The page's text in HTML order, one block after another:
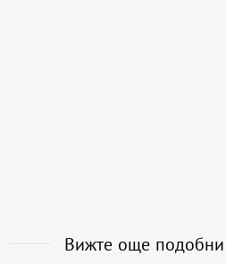
Вижте още